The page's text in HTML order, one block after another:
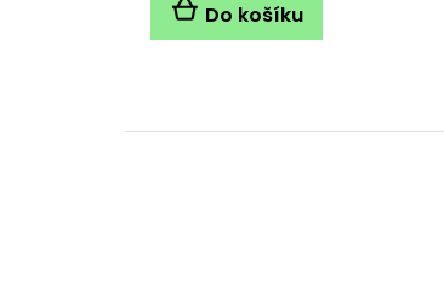
Do košíku